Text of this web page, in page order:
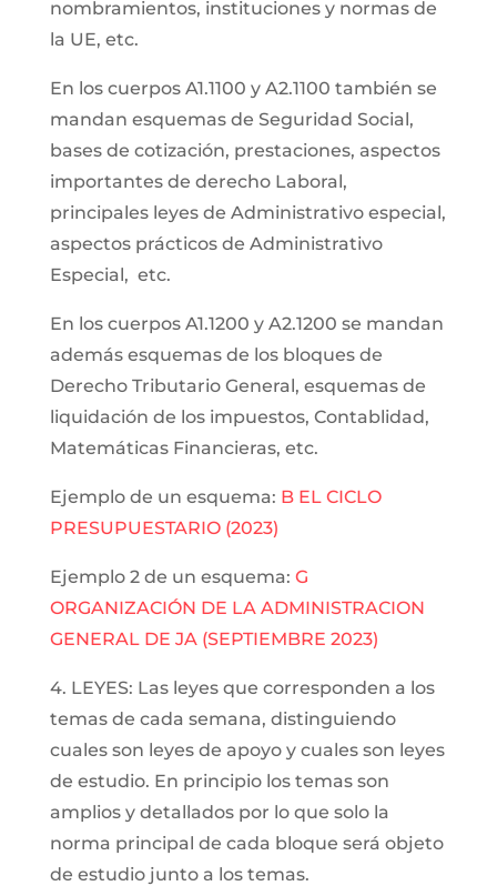
nombramientos, instituciones y normas de
la UE, etc.
En los cuerpos A1.1100 y A2.1100 también se
mandan esquemas de Seguridad Social,
bases de cotización, prestaciones, aspectos
importantes de derecho Laboral,
principales leyes de Administrativo especial,
aspectos prácticos de Administrativo
Especial, etc.
En los cuerpos A1.1200 y A2.1200 se mandan
además esquemas de los bloques de
Derecho Tributario General, esquemas de
liquidación de los impuestos, Contablidad,
Matemáticas Financieras, etc.
Ejemplo de un esquema: B EL CICLO
PRESUPUESTARIO (2023)
Ejemplo 2 de un esquema: G
ORGANIZACIÓN DE LA ADMINISTRACION
GENERAL DE JA (SEPTIEMBRE 2023)
4. LEYES: Las leyes que corresponden a los
temas de cada semana, distinguiendo
cuales son leyes de apoyo y cuales son leyes
de estudio. En principio los temas son
amplios y detallados por lo que solo la
norma principal de cada bloque será objeto
de estudio junto a los temas.